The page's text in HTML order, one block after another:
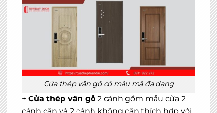
Cửa thép vân gỗ có mẫu mã đa dạng
+ Cửa thép vân gỗ 2 cánh gồm mẫu cửa 2
cánh cân và 2 cánh không cân thích hợp với